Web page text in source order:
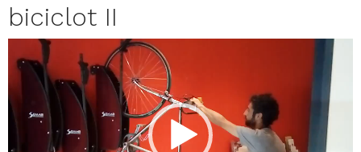
biciclot II
Reproductor
de
vídeo